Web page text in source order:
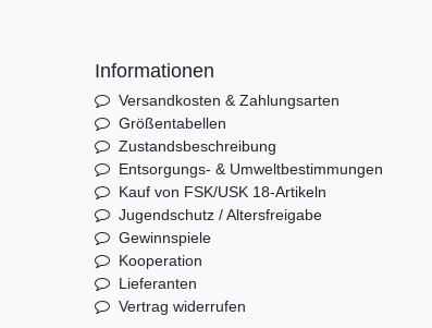
Informationen
Versandkosten & Zahlungsarten
Größentabellen
Zustandsbeschreibung
Entsorgungs- & Umweltbestimmungen
Kauf von FSK/USK 18-Artikeln
Jugendschutz / Altersfreigabe
Gewinnspiele
Kooperation
Lieferanten
Vertrag widerrufen